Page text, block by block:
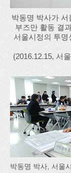
박동명 박사가
부즈만 활동 결
서울시정의 투명
(2016.12.15, 서
박동명 박사, 서울